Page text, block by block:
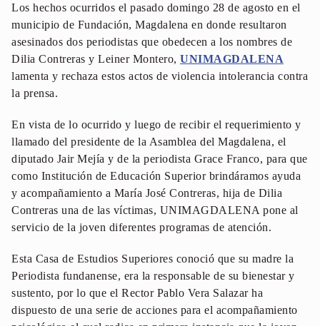
Los hechos ocurridos el pasado domingo 28 de agosto en el
municipio de Fundación, Magdalena en donde resultaron
asesinados dos periodistas que obedecen a los nombres de
Dilia Contreras y Leiner Montero, UNIMAGDALENA
lamenta y rechaza estos actos de violencia intolerancia contra
la prensa.
En vista de lo ocurrido y luego de recibir el requerimiento y
llamado del presidente de la Asamblea del Magdalena, el
diputado Jair Mejía y de la periodista Grace Franco, para que
como Institución de Educación Superior brindáramos ayuda
y acompañamiento a María José Contreras, hija de Dilia
Contreras una de las víctimas, UNIMAGDALENA pone al
servicio de la joven diferentes programas de atención.
Esta Casa de Estudios Superiores conoció que su madre la
Periodista fundanense, era la responsable de su bienestar y
sustento, por lo que el Rector Pablo Vera Salazar ha
dispuesto de una serie de acciones para el acompañamiento